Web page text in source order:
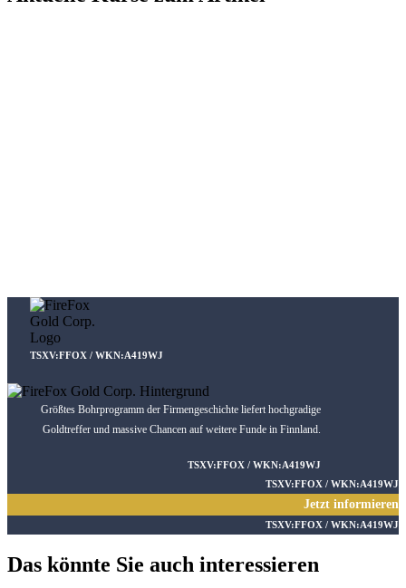
TSXV:FFOX / WKN:A419WJ
Größtes Bohrprogramm der Firmengeschichte liefert hochgradige
Goldtreffer und massive Chancen auf weitere Funde in Finnland.
TSXV:FFOX / WKN:A419WJ
TSXV:FFOX / WKN:A419WJ
Jetzt informieren
TSXV:FFOX / WKN:A419WJ
Das könnte Sie auch interessieren